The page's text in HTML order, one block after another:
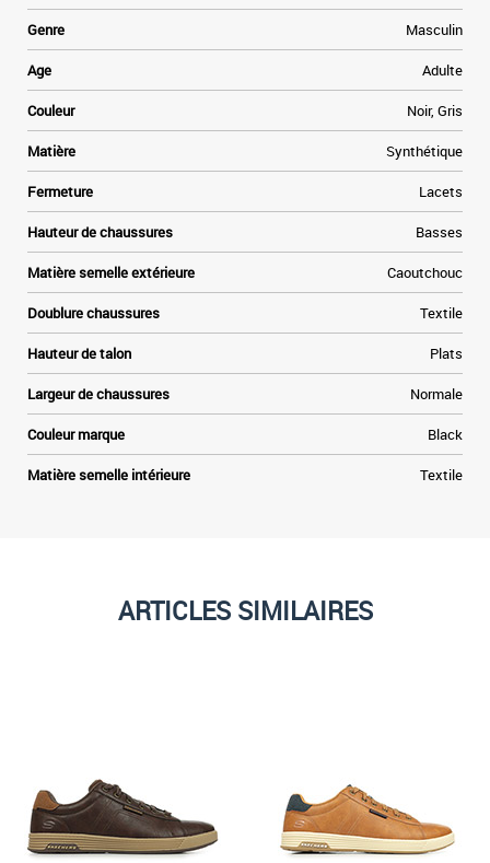
Genre Masculin
Age Adulte
Couleur Noir, Gris
Matière Synthétique
Fermeture Lacets
Hauteur de chaussures Basses
Matière semelle extérieure Caoutchouc
Doublure chaussures Textile
Hauteur de talon Plats
Largeur de chaussures Normale
Couleur marque Black
Matière semelle intérieure Textile
ARTICLES SIMILAIRES